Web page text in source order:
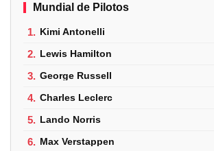
Mundial de Pilotos
1. Kimi Antonelli
2. Lewis Hamilton
3. George Russell
4. Charles Leclerc
5. Lando Norris
6. Max Verstappen